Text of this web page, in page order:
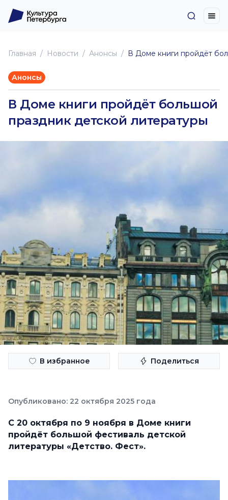
Главная Новоcти Анонсы В Доме книги пройдёт
Анонсы
В Доме книги пройдёт большой
праздник детской литературы
В избранное Поделиться
Опубликовано: 22 октября 2025 года
С 20 октября по 9 ноября в Доме книги
пройдёт большой фестиваль детской
литературы «Детство. Фест».